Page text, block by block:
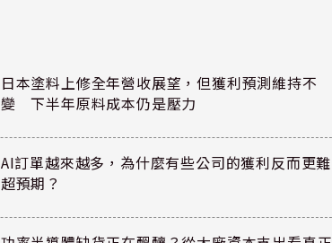
日本塗料上修全年營收展望，但獲利預測維持不
變 下半年原料成本仍是壓力
AI訂單越來越多，為什麼有些公司的獲利反而更難
超預期？